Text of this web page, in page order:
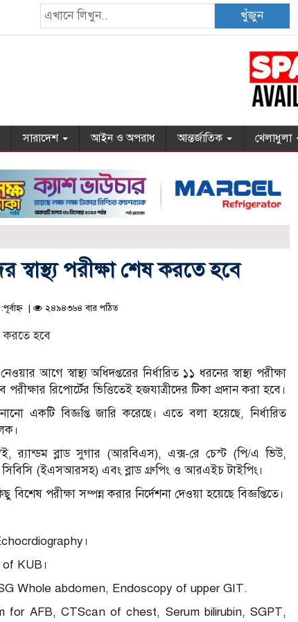
খুঁজুন
সারাদেশ আইন ও অপরাধ আন্তর্জাতিক খেলাধুলা
স্বাস্থ্য পরীক্ষা শেষ করতে হবে
| ২৪৯৪৩৬৪ বার পঠিত
আগে স্বাস্থ্য অধিদপ্তরের নির্ধারিত ১১ ধরনের স্বাস্থ্য পরীক্ষা
রিপোর্টের ভিত্তিতেই হজযাত্রীদের টিকা প্রদান করা হবে।
একটি বিজ্ঞপ্তি জারি করেছে। এতে বলা হয়েছে, নির্ধারিত
ই, র‌্যান্ডম ব্লাড সুগার (আরবিএস), এক্স-রে চেস্ট (পি/এ ভিউ,
সিবিসি (ইএসআরসহ) এবং ব্লাড গ্রুপিং ও আরএইচ টাইপিং।
পরীক্ষা সম্পন্ন করার নির্দেশনা দেওয়া হয়েছে বিজ্ঞপ্তিতে।
of KUB।
Whole abdomen, Endoscopy of upper GIT.
for AFB, CTScan of chest, Serum bilirubin, SGPT,